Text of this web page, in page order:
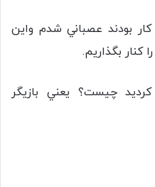
بودند عصباني شدم واين
بگذاريم.
چيست؟ يعني بازيگر